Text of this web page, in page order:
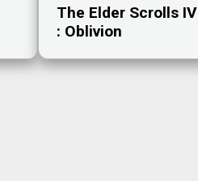
The Elder Scrolls IV
: Oblivion